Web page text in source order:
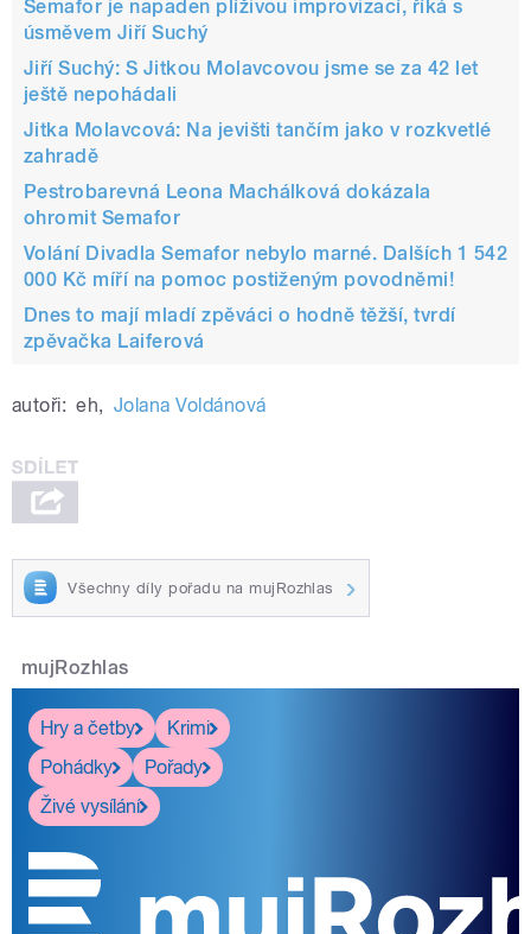
Semafor je napaden plíživou improvizací, říká s
úsměvem Jiří Suchý
Jiří Suchý: S Jitkou Molavcovou jsme se za 42 let
ještě nepohádali
Jitka Molavcová: Na jevišti tančím jako v rozkvetlé
zahradě
Pestrobarevná Leona Machálková dokázala
ohromit Semafor
Volání Divadla Semafor nebylo marné. Dalších 1 542
000 Kč míří na pomoc postiženým povodněmi!
Dnes to mají mladí zpěváci o hodně těžší, tvrdí
zpěvačka Laiferová
autoři: eh, Jolana Voldánová
Všechny díly pořadu na mujRozhlas
mujRozhlas
Hry a četby
Krimi
Pohádky
Pořady
Živé vysílání